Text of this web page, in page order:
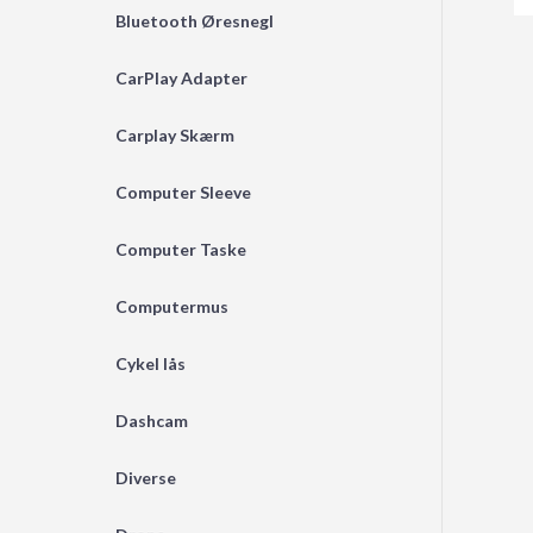
Bluetooth Øresnegl
CarPlay Adapter
Carplay Skærm
Computer Sleeve
Computer Taske
Computermus
Cykel lås
Dashcam
Diverse